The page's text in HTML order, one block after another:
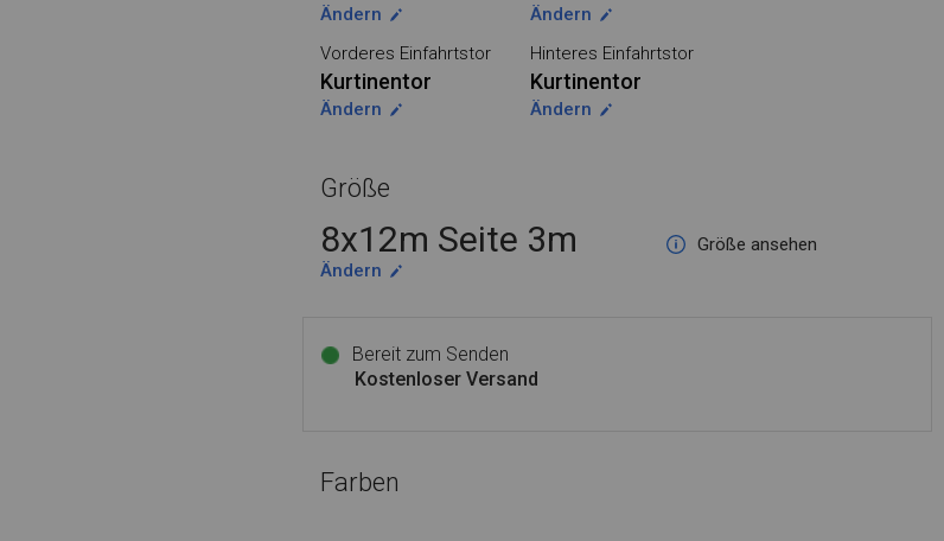
Ändern
Ändern
Vorderes Einfahrtstor
Kurtinentor
Ändern
Hinteres Einfahrtstor
Kurtinentor
Ändern
Größe
8x12m Seite 3m
Größe ansehen
Ändern
Bereit zum Senden
Kostenloser Versand
Farben